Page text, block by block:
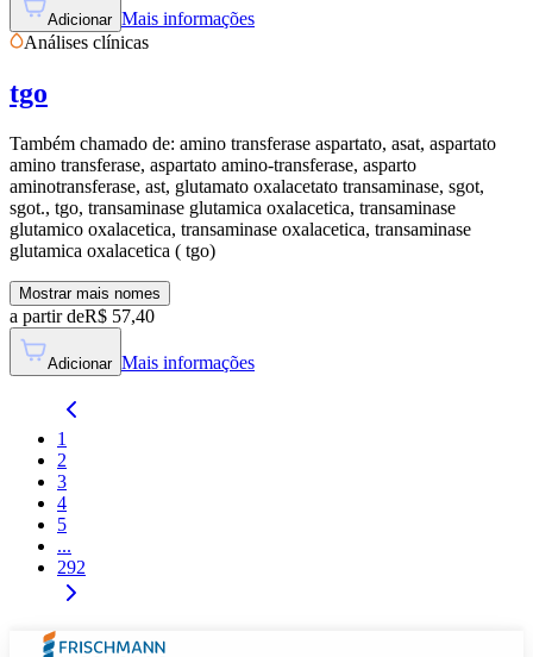
Adicionar Mais informações
Análises clínicas
tgo
Também chamado de: amino transferase aspartato, asat, aspartato
amino transferase, aspartato amino-transferase, asparto
aminotransferase, ast, glutamato oxalacetato transaminase, sgot,
sgot., tgo, transaminase glutamica oxalacetica, transaminase
glutamico oxalacetica, transaminase oxalacetica, transaminase
glutamica oxalacetica ( tgo)
Mostrar mais nomes
a partir deR$ 57,40
Adicionar Mais informações
1
2
3
4
5
...
292